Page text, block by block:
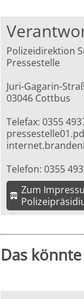
Polizeidirektion
Pressestelle
Juri-Gagarin-
03046 Cottbus
Telefax: 0355
Telefon: 0355
Zum
Das